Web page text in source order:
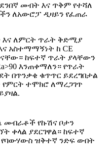
መብት እና ጥቅም የተሻለ
ለአውሮፓ ዲዛይን የፈጠራ
እና ለምርት ጥራት ቅድሚያ
አስተማማኝነት ከ CE
ከፍተኛ ጥራት ያላቸውን
እንጠቀማለን። የጥራት
በጥንቃቄ ቁጥጥር ይደረግበታል
የምርት ተሞክሮ ለማረጋገጥ
መብራቶች የኩሽና ቦታን
ቀላል ያደርገዋል። ከፍተኛ
የባውሃውስ ዝቅተኛ ንድፍ ውበት